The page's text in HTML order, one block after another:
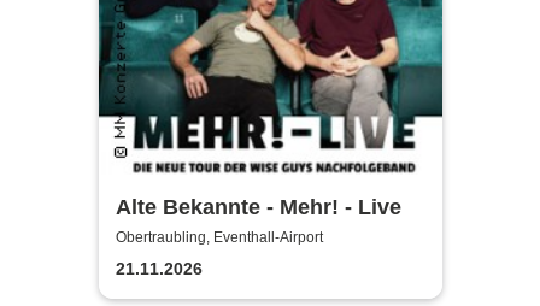
Alte Bekannte - Mehr! - Live
Obertraubling, Eventhall-Airport
21.11.2026